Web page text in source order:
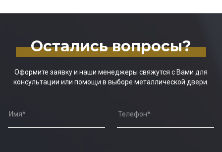
Остались вопросы?
Оформите заявку и наши менеджеры свяжутся с Вами для
консультации или помощи в выборе металлической двери.